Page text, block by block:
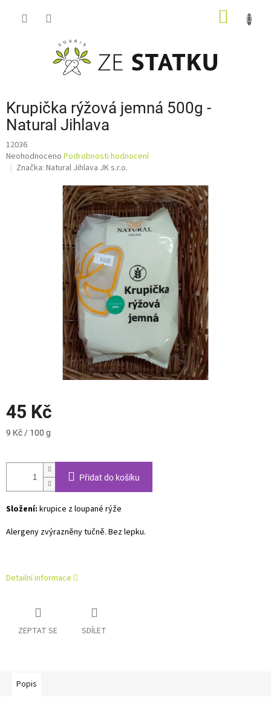
Krupička rýžová jemná 500g -
Natural Jihlava
12036
Průměrné
hodnocení
Neohodnoceno Podrobnosti hodnocení
Značka: Natural Jihlava JK s.r.o.
45 Kč
Měrná
9 Kč / 100 g
Přidat do košíku
Složení: krupice z loupané rýže
Alergeny zvýrazněny tučně. Bez lepku.
Detailní informace
ZEPTAT SE SDÍLET
Popis